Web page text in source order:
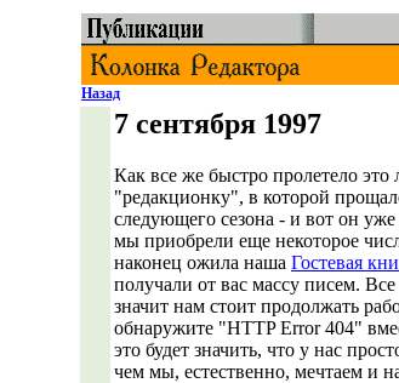
Назад
7 сентября 1997
Как все же быстро пролетело это
"редакционку", в которой
следующего сезона - и вот он
мы приобрели еще некоторое
наконец ожила наша Гостевая
получали от вас массу писем.
значит нам стоит продолжать
обнаружите "HTTP Error 404"
это будет значить, что у нас
чем мы, естественно, мечтаем и